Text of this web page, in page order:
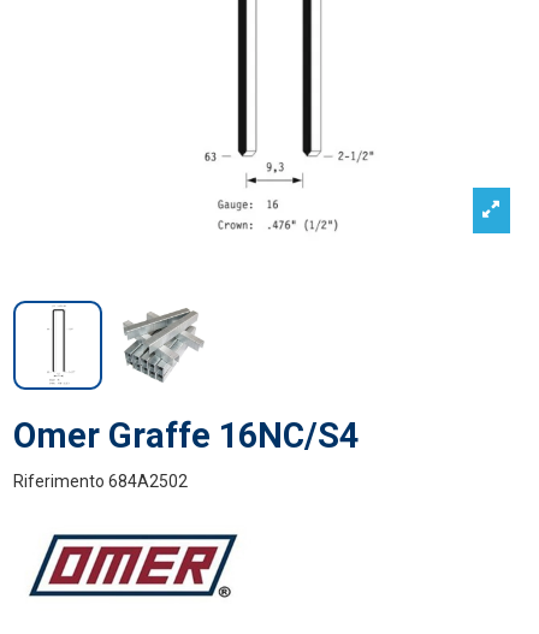
Omer Graffe 16NC/S4
Riferimento 684A2502